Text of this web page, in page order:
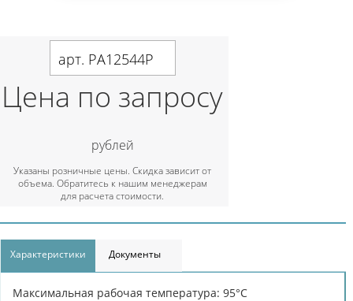
арт. PA12544P
Цена по запросу
рублей
Указаны розничные цены. Скидка зависит от
объема. Обратитесь к нашим менеджерам
для расчета стоимости.
Характеристики Документы
Максимальная рабочая температура: 95°С